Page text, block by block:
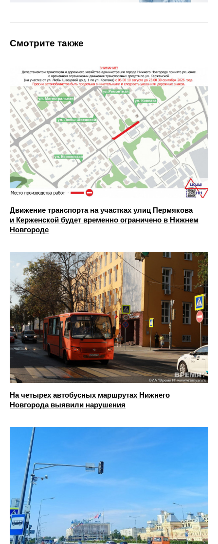
Смотрите также
Движение транспорта на участках улиц Пермякова
и Керженской будет временно ограничено в Нижнем
Новгороде
На четырех автобусных маршрутах Нижнего
Новгорода выявили нарушения